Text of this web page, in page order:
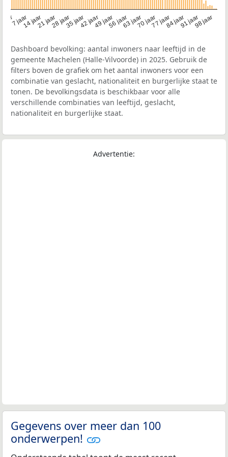
7 jaar14 jaar21 jaar28 jaar35 jaar42 jaar49 jaar56 jaar63 jaar70 jaar77 jaar84 jaar91 jaar98 jaar
Dashboard bevolking: aantal inwoners naar leeftijd in de
gemeente Machelen (Halle-Vilvoorde) in 2025. Gebruik de
filters boven de grafiek om het aantal inwoners voor een
combinatie van geslacht, nationaliteit en burgerlijke staat te
tonen. De bevolkingsdata is beschikbaar voor alle
verschillende combinaties van leeftijd, geslacht,
nationaliteit en burgerlijke staat.
Advertentie:
Gegevens over meer dan 100
onderwerpen!